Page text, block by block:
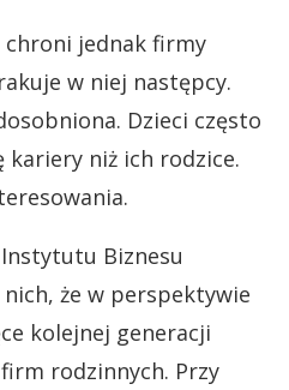
chroni jednak firmy
w niej następcy.
Dzieci często
kariery niż ich rodzice.
Biznesu
że w perspektywie
kolejnej generacji
rodzinnych. Przy